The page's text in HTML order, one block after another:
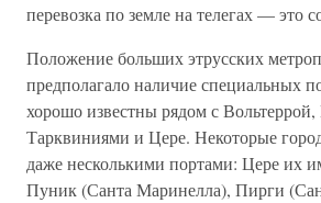
перевозка по земле на телегах — это
Положение больших этрусских
предполагало наличие специальных
хорошо известны рядом с Вольтеррой,
Тарквиниями и Цере. Некоторые
даже несколькими портами: Цере их
Пуник (Санта Маринелла), Пирги